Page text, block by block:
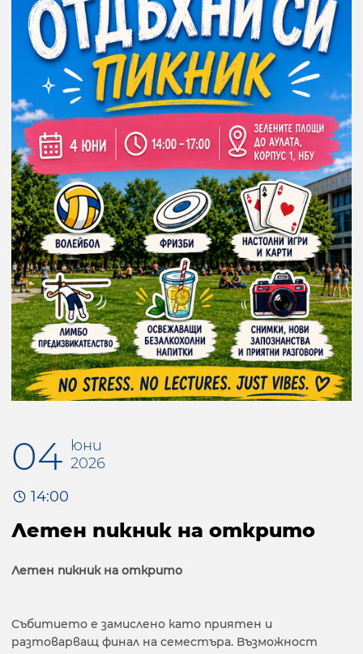
04 юни
2026
14:00
Летен пикник на открито
Летен пикник на открито
Събитието е замислено като приятен и
разтоварващ финал на семестъра. Възможност